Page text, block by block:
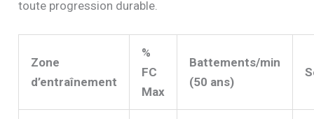
toute progression durable.
Zone
d’entraînement
%
FC
Max
Battements/min
(50 ans)